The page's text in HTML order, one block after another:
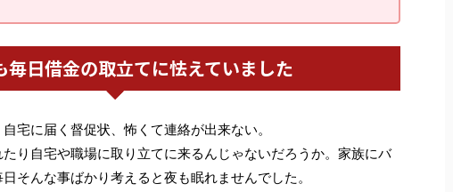
毎日借金の取立てに怯えていました
宅に届く督促状、怖くて連絡が出来ない。
り自宅や職場に取り立てに来るんじゃないだろうか。家族にバ
そんな事ばかり考えると夜も眠れませんでした。